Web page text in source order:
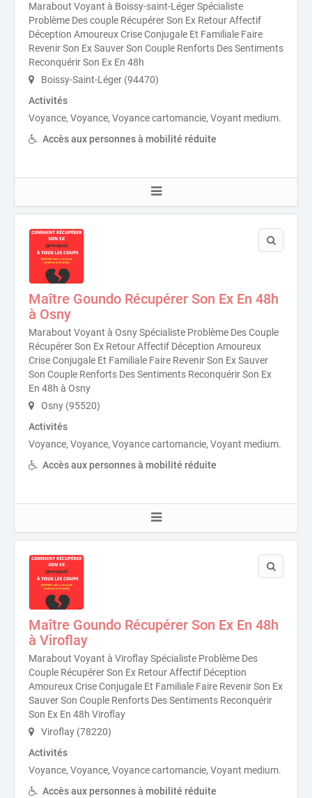
Marabout Voyant à Boissy-saint-Léger Spécialiste
Problème Des couple Récupérer Son Ex Retour Affectif
Déception Amoureux Crise Conjugale Et Familiale Faire
Revenir Son Ex Sauver Son Couple Renforts Des Sentiments
Reconquérir Son Ex En 48h
Boissy-Saint-Léger (94470)
Activités
Voyance, Voyance, Voyance cartomancie, Voyant medium.
Accès aux personnes à mobilité réduite
Maître Goundo Récupérer Son Ex En 48h
à Osny
Marabout Voyant à Osny Spécialiste Problème Des Couple
Récupérer Son Ex Retour Affectif Déception Amoureux
Crise Conjugale Et Familiale Faire Revenir Son Ex Sauver
Son Couple Renforts Des Sentiments Reconquérir Son Ex
En 48h à Osny
Osny (95520)
Activités
Voyance, Voyance, Voyance cartomancie, Voyant medium.
Accès aux personnes à mobilité réduite
Maître Goundo Récupérer Son Ex En 48h
à Viroflay
Marabout Voyant à Viroflay Spécialiste Problème Des
Couple Récupérer Son Ex Retour Affectif Déception
Amoureux Crise Conjugale Et Familiale Faire Revenir Son Ex
Sauver Son Couple Renforts Des Sentiments Reconquérir
Son Ex En 48h Viroflay
Viroflay (78220)
Activités
Voyance, Voyance, Voyance cartomancie, Voyant medium.
Accès aux personnes à mobilité réduite